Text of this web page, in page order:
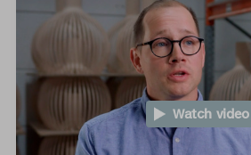
Watch video